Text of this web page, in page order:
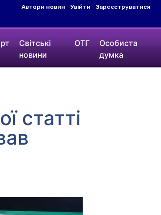
Автори новин Увійти Зареєструватися
Світські
новини
ОТГ
Особиста
думка
статті